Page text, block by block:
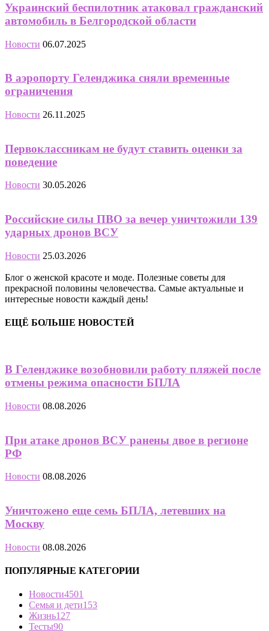
Украинский беспилотник атаковал гражданский
автомобиль в Белгородской области
Новости 06.07.2025
В аэропорту Геленджика сняли временные
ограничения
Новости 26.11.2025
Первоклассникам не будут ставить оценки за
поведение
Новости 30.05.2026
Российские силы ПВО за вечер уничтожили 139
ударных дронов ВСУ
Новости 25.03.2026
Блог о женской красоте и моде. Полезные советы для
прекрасной половины человечества. Самые актуальные и
интересные новости каждый день!
ЕЩЁ БОЛЬШЕ НОВОСТЕЙ
В Геленджике возобновили работу пляжей после
отмены режима опасности БПЛА
Новости 08.08.2026
При атаке дронов ВСУ ранены двое в регионе
РФ
Новости 08.08.2026
Уничтожено еще семь БПЛА, летевших на
Москву
Новости 08.08.2026
ПОПУЛЯРНЫЕ КАТЕГОРИИ
Новости4501
Семья и дети153
Жизнь127
Тесты90